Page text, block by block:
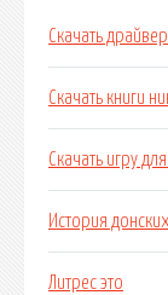
Скачать
Скачать книги
Скачать игру
История
Литрес это